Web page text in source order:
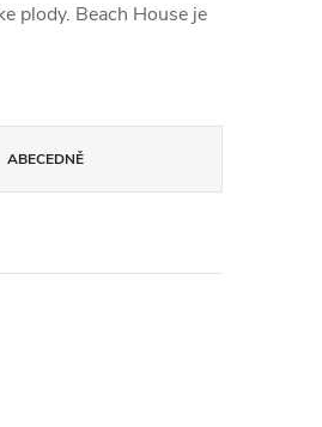
plody. Beach House je
ABECEDNĚ